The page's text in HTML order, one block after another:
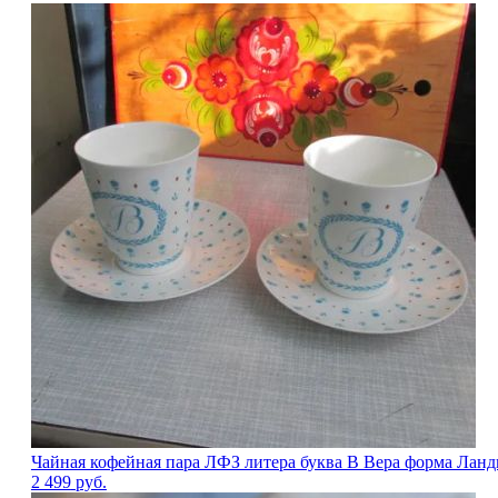
Чайная кофейная пара ЛФЗ литера буква В Вера форма
2 499 руб.